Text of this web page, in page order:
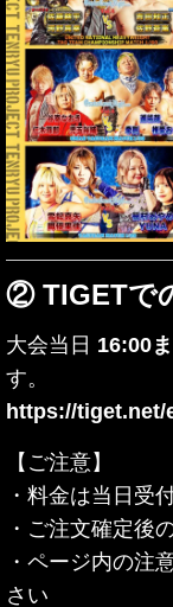
② TIGETで
大会当日 16:00
す。
https://tiget.net/
【ご注意】
・料金は当日受
・ご注文確定後
・ページ内の注
さい